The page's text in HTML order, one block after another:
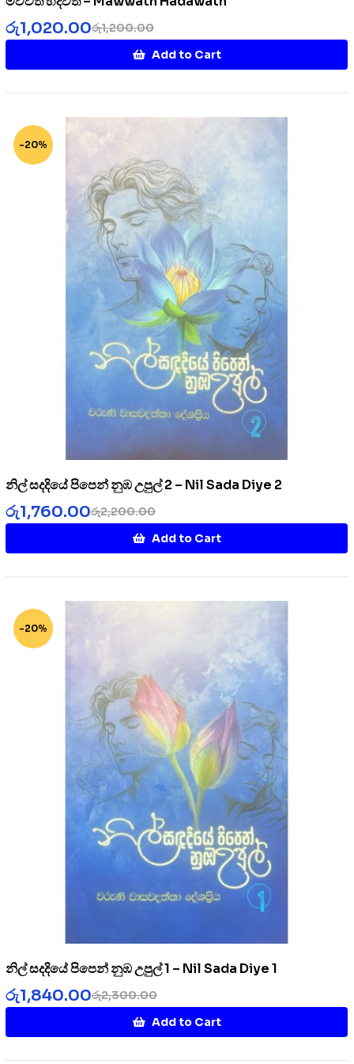
රු1,200.00
රු1,020.00
Add to Cart
-20%
නිල් සදදියේ පිපෙන් නුඹ උපුල් 2 – Nil Sada Diye 2
රු2,200.00
රු1,760.00
Add to Cart
-20%
නිල් සදදියේ පිපෙන් නුඹ උපුල් 1 – Nil Sada Diye 1
රු2,300.00
රු1,840.00
Add to Cart